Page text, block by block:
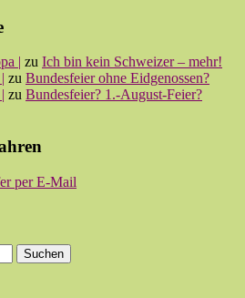
| zu Ich bin kein Schweizer – mehr!
zu Bundesfeier ohne Eidgenossen?
zu Bundesfeier? 1.-August-Feier?
per E-Mail